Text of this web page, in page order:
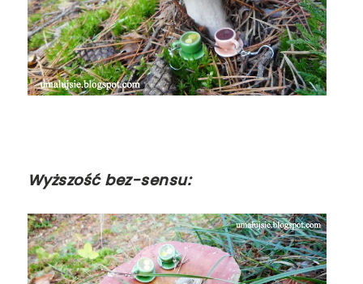
Wyższość bez-sensu: